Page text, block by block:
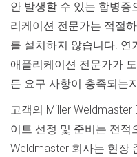
안 발생할 수 있는 합병증
리케이션 전문가는 적절
를 설치하지 않습니다. 연
애플리케이션 전문가가
든 요구 사항이 충족되는
고객의 Miller
이트 선정 및 준비는 전적
Weldmaster 회사는 현장